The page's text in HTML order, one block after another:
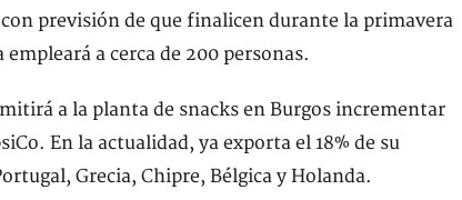
previsión de que finalicen durante la primavera
a cerca de 200 personas.
a la planta de snacks en Burgos incrementar
En la actualidad, ya exporta el 18% de su
Grecia, Chipre, Bélgica y Holanda.